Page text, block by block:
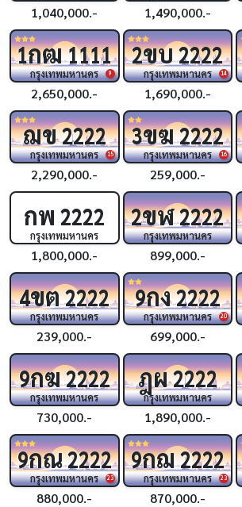
1,040,000.- 1,490,000.-
9
1กฒ1111
กรุงเทพมหานคร
2,650,000.-
14
2ขบ2222
กรุงเทพมหานคร
1,690,000.-
15
ฌข2222
กรุงเทพมหานคร
2,290,000.-
16
3ขฆ2222
กรุงเทพมหานคร
259,000.-
กพ 2222
กรุงเทพมหานคร
1,800,000.-
2ขฬ2222
กรุงเทพมหานคร
899,000.-
4ขต2222
กรุงเทพมหานคร
239,000.-
20
9กง2222
กรุงเทพมหานคร
699,000.-
9กฆ2222
กรุงเทพมหานคร
730,000.-
ฎผ2222
กรุงเทพมหานคร
1,890,000.-
23
9กณ2222
กรุงเทพมหานคร
880,000.-
23
9กฌ2222
กรุงเทพมหานคร
870,000.-